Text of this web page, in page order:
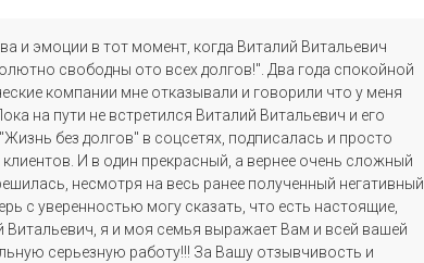
и эмоции в тот момент, когда Виталий Витальевич
свободны ото всех долгов!". Два года спокойной
компании мне отказывали и говорили что у меня
на пути не встретился Виталий Витальевич и его
без долгов" в соцсетях, подписалась и просто
И в один прекрасный, а вернее очень сложный
несмотря на весь ранее полученный негативный
с уверенностью могу сказать, что есть настоящие,
я и моя семья выражает Вам и всей вашей
серьезную работу!!! За Вашу отзывчивость и